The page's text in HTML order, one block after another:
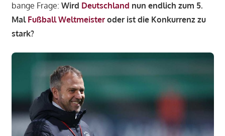
bange Frage: Wird Deutschland nun endlich zum 5.
Mal Fußball Weltmeisteroder ist die Konkurrenz zu
stark?